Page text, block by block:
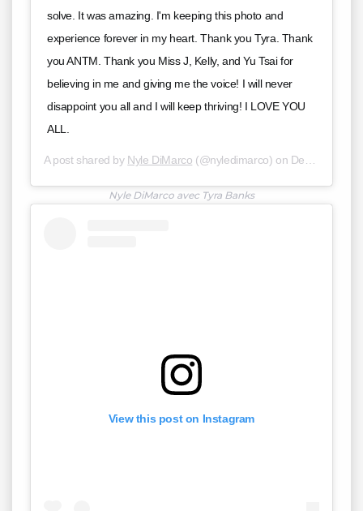
solve. It was amazing. I'm keeping this photo and
experience forever in my heart. Thank you Tyra. Thank
you ANTM. Thank you Miss J, Kelly, and Yu Tsai for
believing in me and giving me the voice! I will never
disappoint you all and I will keep thriving! I LOVE YOU
ALL.
A post shared by Nyle DiMarco (@nyledimarco) on Dec 4, 2015 at 10:14pm PST
Nyle DiMarco avec Tyra Banks
View this post on Instagram